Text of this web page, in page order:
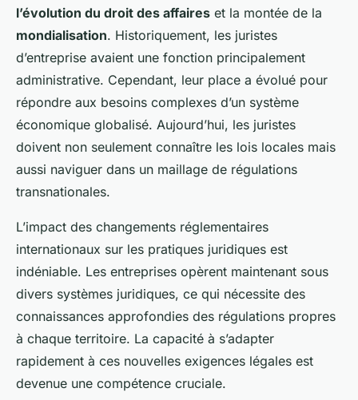
l’évolution du droit des affaires et la montée de la
mondialisation. Historiquement, les juristes
d’entreprise avaient une fonction principalement
administrative. Cependant, leur place a évolué pour
répondre aux besoins complexes d’un système
économique globalisé. Aujourd’hui, les juristes
doivent non seulement connaître les lois locales mais
aussi naviguer dans un maillage de régulations
transnationales.
L’impact des changements réglementaires
internationaux sur les pratiques juridiques est
indéniable. Les entreprises opèrent maintenant sous
divers systèmes juridiques, ce qui nécessite des
connaissances approfondies des régulations propres
à chaque territoire. La capacité à s’adapter
rapidement à ces nouvelles exigences légales est
devenue une compétence cruciale.